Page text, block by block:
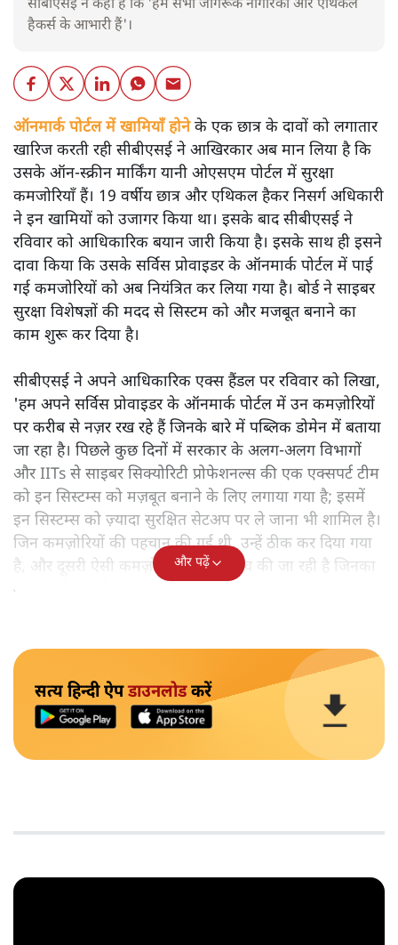
सीबीएसई ने कहा है कि 'हम सभी जागरूक नागरिकों और एथिकल
हैकर्स के आभारी हैं'।
ऑनमार्क पोर्टल में खामियाँ होनेके एक छात्र के दावों को लगातार
खारिज करती रही सीबीएसई ने आखिरकार अब मान लिया है कि
उसके ऑन-स्क्रीन मार्किंग यानी ओएसएम पोर्टल में सुरक्षा
कमजोरियाँ हैं। 19 वर्षीय छात्र और एथिकल हैकर निसर्ग अधिकारी
ने इन खामियों को उजागर किया था। इसके बाद सीबीएसई ने
रविवार को आधिकारिक बयान जारी किया है। इसके साथ ही इसने
दावा किया कि उसके सर्विस प्रोवाइडर के ऑनमार्क पोर्टल में पाई
गई कमजोरियों को अब नियंत्रित कर लिया गया है। बोर्ड ने साइबर
सुरक्षा विशेषज्ञों की मदद से सिस्टम को और मजबूत बनाने का
काम शुरू कर दिया है।
सीबीएसई ने अपने आधिकारिक एक्स हैंडल पर रविवार को लिखा,
'हम अपने सर्विस प्रोवाइडर के ऑनमार्क पोर्टल में उन कमज़ोरियों
पर करीब से नज़र रख रहे हैं जिनके बारे में पब्लिक डोमेन में बताया
जा रहा है। पिछले कुछ दिनों में सरकार के अलग-अलग विभागों
और IITs से साइबर सिक्योरिटी प्रोफेशनल्स की एक एक्सपर्ट टीम
को इन सिस्टम्स को मज़बूत बनाने के लिए लगाया गया है; इसमें
इन सिस्टम्स को ज़्यादा सुरक्षित सेटअप पर ले जाना भी शामिल है।
जिन कमज़ोरियों की पहचान की गई थी, उन्हें ठीक कर दिया गया
है, और दूसरी ऐसी कमज़ोरियों की भी जाँच की जा रही है जिनका
गलत इस्तेमाल हो सकता है।'
और पढ़ें
सत्य हिन्दी ऐपडाउनलोडकरें